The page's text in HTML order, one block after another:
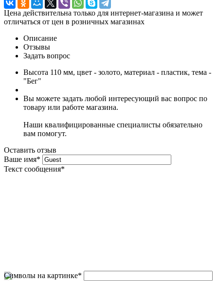
Цена действительна только для интернет-магазина и может
отличаться от цен в розничных магазинах
Описание
Отзывы
Задать вопрос
Высота 110 мм, цвет - золото, материал - пластик, тема -
"Бег"
Вы можете задать любой интересующий вас вопрос по
товару или работе магазина.
Наши квалифицированные специалисты обязательно
вам помогут.
Оставить отзыв
Ваше имя*
Текст сообщения*
Символы на картинке*